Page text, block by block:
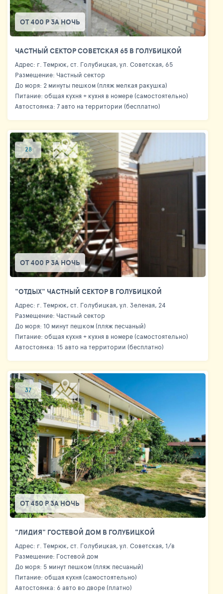
ОТ 400 Р ЗА НОЧЬ
ЧАСТНЫЙ СЕКТОР СОВЕТСКАЯ 65 В ГОЛУБИЦКОЙ
Адрес: г. Темрюк, ст. Голубицкая, ул. Советская, 65
Размещение: Частный сектор
До моря: 2 минуты пешком (пляж мелкая ракушка)
Питание: общая кухня + кухня в номере (самостоятельно)
Автостоянка: 7 авто на территории (бесплатно)
28
ОТ 400 Р ЗА НОЧЬ
"ОТДЫХ" ЧАСТНЫЙ СЕКТОР В ГОЛУБИЦКОЙ
Адрес: г. Темрюк, ст. Голубицкая, ул. Зеленая, 24
Размещение: Частный сектор
До моря: 10 минут пешком (пляж песчаный)
Питание: общая кухня + кухня в номере (самостоятельно)
Автостоянка: 15 авто на территории (бесплатно)
37
ОТ 450 Р ЗА НОЧЬ
"ЛИДИЯ" ГОСТЕВОЙ ДОМ В ГОЛУБИЦКОЙ
Адрес: г. Темрюк, ст. Голубицкая, ул. Советская, 1/в
Размещение: Гостевой дом
До моря: 5 минут пешком (пляж песчаный)
Питание: общая кухня (самостоятельно)
Автостоянка: 6 авто во дворе (платно)